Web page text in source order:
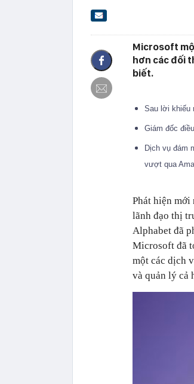
Microsoft
hơn các đối
biết.
Sau lời khiếu
Giám đốc
Dịch vụ đám
vượt qua
Phát hiện
lãnh đạo thị
Alphabet đã
Microsoft đã
một các dịch
và quản lý cả